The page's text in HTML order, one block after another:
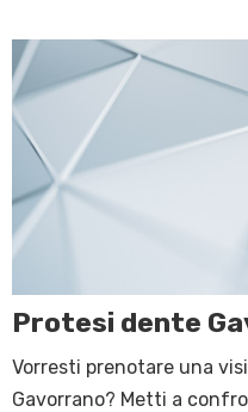
Protesi dente
Vorresti prenotare una
Gavorrano? Metti a